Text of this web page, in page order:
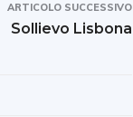
ARTICOLO SUCCESSIVO
Sollievo Lisbona